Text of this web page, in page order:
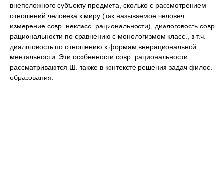
внеположного субъекту предмета, сколько с рассмотрением
отношений человека к миру (так называемое человеч.
измерение совр. некласс. рациональности), диалоговость совр.
рациональности по сравнению с монологизмом класс., в т.ч.
диалоговость по отношению к формам внерациональной
ментальности. Эти особенности совр. рациональности
рассматриваются Ш. также в контексте решения задач филос.
образования.